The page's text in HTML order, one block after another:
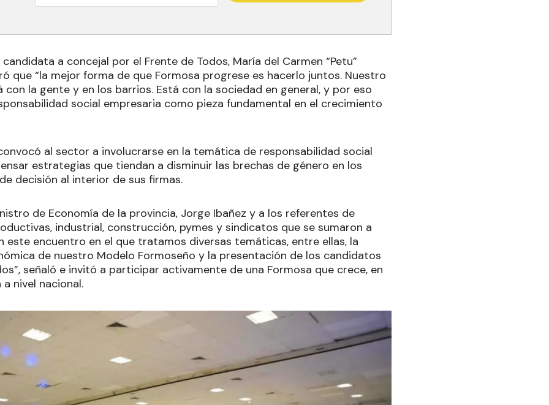
a concejal por el Frente de Todos, María del Carmen “Petu”
que “la mejor forma de que Formosa progrese es hacerlo juntos. Nuestro
la gente y en los barrios. Está con la sociedad en general, y por eso
social empresaria como pieza fundamental en el crecimiento
al sector a involucrarse en la temática de responsabilidad social
estrategias que tiendan a disminuir las brechas de género en los
decisión al interior de sus firmas.
de Economía de la provincia, Jorge Ibañez y a los referentes de
industrial, construcción, pymes y sindicatos que se sumaron a
este encuentro en el que tratamos diversas temáticas, entre ellas, la
de nuestro Modelo Formoseño y la presentación de los candidatos
señaló e invitó a participar activamente de una Formosa que crece, en
nivel nacional.